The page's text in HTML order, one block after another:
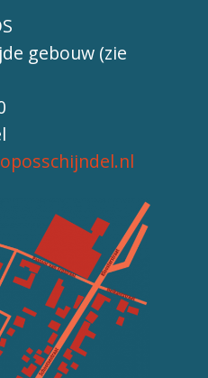
gebouw (zie